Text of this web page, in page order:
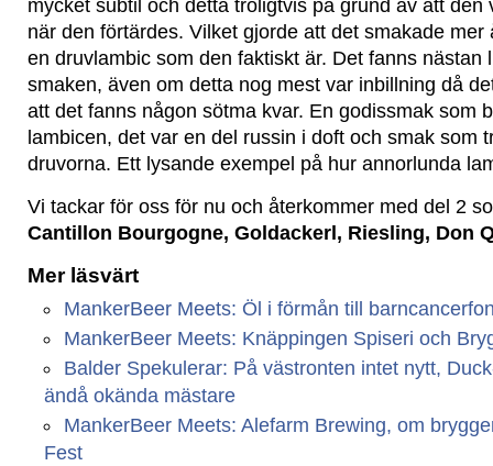
mycket subtil och detta troligtvis på grund av att den
när den förtärdes. Vilket gjorde att det smakade mer
en druvlambic som den faktiskt är. Det fanns nästan
smaken, även om detta nog mest var inbillning då
att det fanns någon sötma kvar. En godissmak som
lambicen, det var en del russin i doft och smak som
druvorna. Ett lysande exempel på hur annorlunda
Vi tackar för oss för nu och återkommer med del 2
Cantillon Bourgogne, Goldackerl, Riesling, Don
Mer läsvärt
MankerBeer Meets: Öl i förmån till
MankerBeer Meets: Knäppingen Spiseri och
Balder Spekulerar: På västronten intet nytt,
ändå okända mästare
MankerBeer Meets: Alefarm Brewing, om
Fest